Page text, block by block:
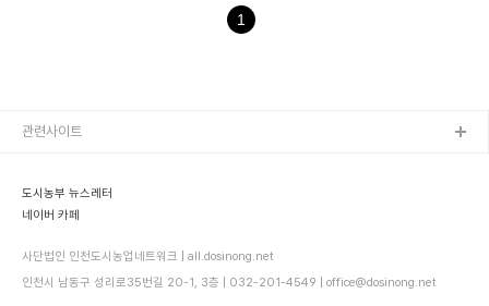
사례를 확인하고 싶었고, 또 학교텃밭 교육활동가 분들도 궁금했습니
다.첫 일정으로 ‘학교텃밭활동의 효과’ 발표가 있었습니다. (국립원예
1
도시농부 뉴스레터
네이버 카페
사단법인 인천도시농업네트워크 | all.dosinong.net
인천시 남동구 성리로35번길 20-1, 3층 | 032-201-4549 | office@dosinong.net
관련사이트